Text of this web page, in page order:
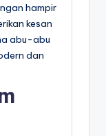
hampir
kesan
abu-abu
dan